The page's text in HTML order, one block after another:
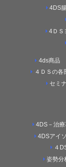
4DS
4Ｄ
4ds商品
４ＤＳの各
セミ
4DS－治
4DSアイ
４
姿勢分